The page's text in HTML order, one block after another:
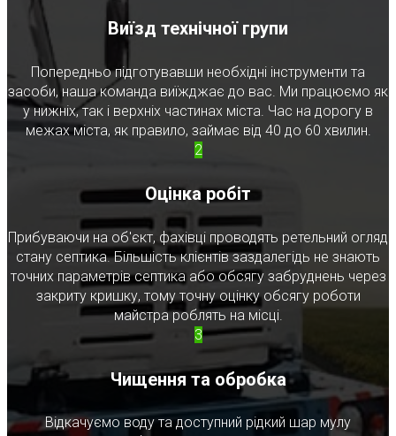
Виїзд технічної групи
Попередньо підготувавши необхідні інструменти та
засоби, наша команда виїжджає до вас. Ми працюємо як
у нижніх, так і верхніх частинах міста. Час на дорогу в
межах міста, як правило, займає від 40 до 60 хвилин.
2
Оцінка робіт
Прибуваючи на об'єкт, фахівці проводять ретельний огляд
стану септика. Більшість клієнтів заздалегідь не знають
точних параметрів септика або обсягу забруднень через
закриту кришку, тому точну оцінку обсягу роботи
майстра роблять на місці.
3
Чищення та обробка
Відкачуємо воду та доступний рідкий шар мулу